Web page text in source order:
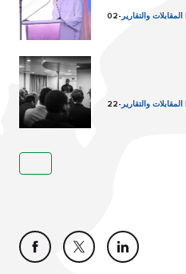
المقابلات والتقارير -
المقابلات والتقارير -